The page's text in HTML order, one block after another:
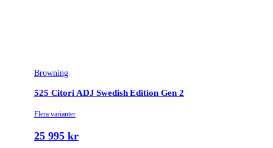
Browning
525 Citori ADJ Swedish Edition Gen 2
Flera varianter
25 995 kr